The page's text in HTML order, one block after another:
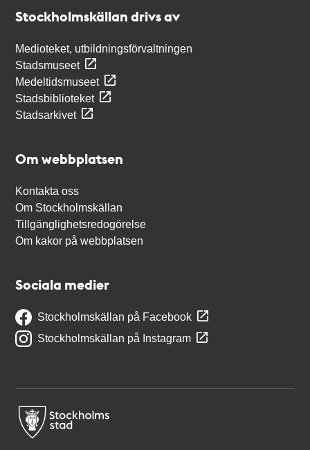
Stockholmskällan drivs av
Medioteket, utbildningsförvaltningen
Stadsmuseet
Medeltidsmuseet
Stadsbiblioteket
Stadsarkivet
Om webbplatsen
Kontakta oss
Om Stockholmskällan
Tillgänglighetsredogörelse
Om kakor på webbplatsen
Sociala medier
Stockholmskällan på Facebook
Stockholmskällan på Instagram